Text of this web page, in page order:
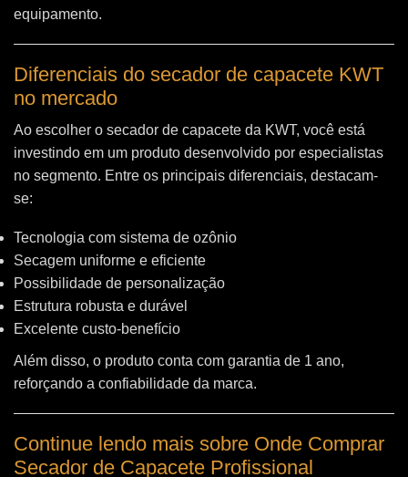
equipamento.
Diferenciais do secador de capacete KWT
no mercado
Ao escolher o secador de capacete da KWT, você está
investindo em um produto desenvolvido por especialistas
no segmento. Entre os principais diferenciais, destacam-
se:
Tecnologia com sistema de ozônio
Secagem uniforme e eficiente
Possibilidade de personalização
Estrutura robusta e durável
Excelente custo-benefício
Além disso, o produto conta com garantia de 1 ano,
reforçando a confiabilidade da marca.
Continue lendo mais sobre Onde Comprar
Secador de Capacete Profissional